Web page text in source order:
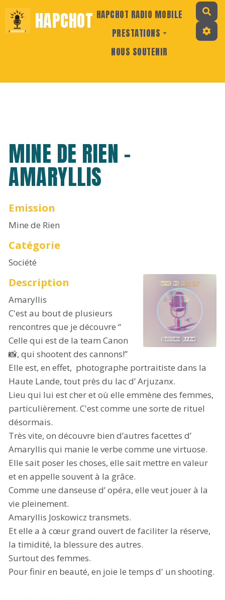
HAPCHOT HAPCHOT RADIO MOBILE
PRESTATIONS
NOUS SOUTENIR
MINE DE RIEN -
AMARYLLIS
Emission
Mine de Rien
Catégorie
Société
Description
Amaryllis
C'est au bout de plusieurs
rencontres que je découvre “
Celle qui est de la team Canon
📸, qui shootent des cannons!”
Elle est, en effet, photographe portraitiste dans la
Haute Lande, tout près du lac d’ Arjuzanx.
Lieu qui lui est cher et où elle emmène des femmes,
particulièrement. C'est comme une sorte de rituel
désormais.
Très vite, on découvre bien d’autres facettes d’
Amaryllis qui manie le verbe comme une virtuose.
Elle sait poser les choses, elle sait mettre en valeur
et en appelle souvent à la grâce.
Comme une danseuse d’ opéra, elle veut jouer à la
vie pleinement.
Amaryllis Joskowicz transmets.
Et elle a à cœur grand ouvert de faciliter la réserve,
la timidité, la blessure des autres.
Surtout des femmes.
Pour finir en beauté, en joie le temps d' un shooting.